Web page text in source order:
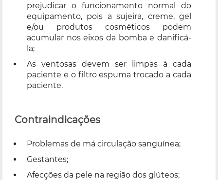
prejudicar o funcionamento normal do
equipamento, pois a sujeira, creme, gel
e/ou produtos cosméticos podem
acumular nos eixos da bomba e danificá-
la;
As ventosas devem ser limpas à cada
paciente e o filtro espuma trocado a cada
paciente.
Contraindicações
Problemas de má circulação sanguínea;
Gestantes;
Afecções da pele na região dos glúteos;